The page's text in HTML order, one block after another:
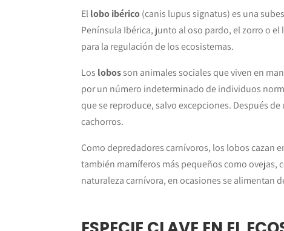
Ellobo ibérico(canis lupus signatus) es una
Península Ibérica, junto al oso pardo, el zorro o
para la regulación de los ecosistemas.
Los lobosson animales sociales que viven en
por un número indeterminado de individuos
que se reproduce, salvo excepciones. Después
cachorros.
Como depredadores carnívoros, los lobos cazan
también mamíferos más pequeños como ovejas,
naturaleza carnívora, en ocasiones se alimentan